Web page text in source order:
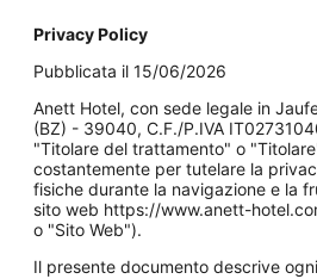
Privacy Policy
Pubblicata il 15/06/2026
Anett Hotel, con sede legale in
(BZ) - 39040, C.F./P.IVA
"Titolare del trattamento" o
costantemente per tutelare la
fisiche durante la navigazione e la
sito web https://www.anett-
o "Sito Web").
Il presente documento descrive